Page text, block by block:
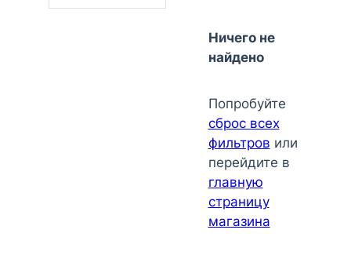
Ничего не
найдено
Попробуйте
сброс всех
фильтров или
перейдите в
главную
страницу
магазина